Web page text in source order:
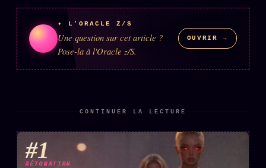
✦ L'ORACLE Z/S
Une question sur cet article ?
Pose-la à l'Oracle z/S.
OUVRIR →
CONTINUER LA LECTURE
#1
DÉTONATION